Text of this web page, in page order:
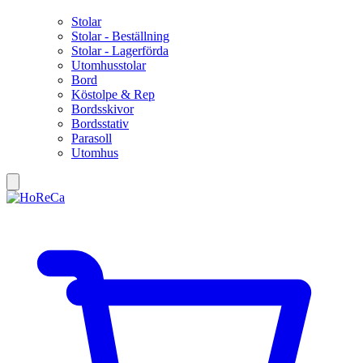
Stolar
Stolar - Beställning
Stolar - Lagerförda
Utomhusstolar
Bord
Köstolpe & Rep
Bordsskivor
Bordsstativ
Parasoll
Utomhus